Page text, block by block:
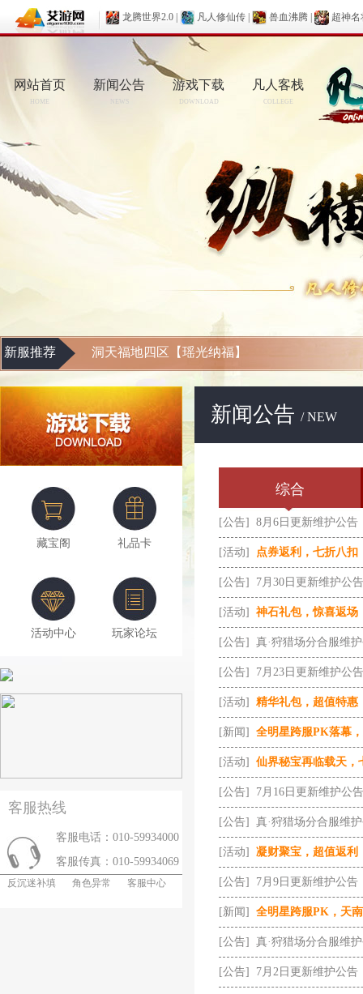
龙腾世界2.0 凡人修仙传 兽血沸腾 超神名
网站首页
HOME
新闻公告
NEWS
游戏下载
DOWNLOAD
凡人客栈
COLLEGE
新服推荐 洞天福地四区【瑶光纳福】
藏宝阁 礼品卡
活动中心 玩家论坛
客服热线
客服电话：010-59934000
客服传真：010-59934069
反沉迷补填 角色异常 客服中心
新闻公告 / NEW
综合
[公告] 8月6日更新维护公告
[活动] 点券返利，七折八扣
[公告] 7月30日更新维护公告
[活动] 神石礼包，惊喜返场
[公告] 真·狩猎场分合服维
[公告] 7月23日更新维护公告
[活动] 精华礼包，超值特惠
[新闻] 全明星跨服PK落幕
[活动] 仙界秘宝再临载天，
[公告] 7月16日更新维护公告
[公告] 真·狩猎场分合服维
[活动] 凝财聚宝，超值返利
[公告] 7月9日更新维护公告
[新闻] 全明星跨服PK，天
[公告] 真·狩猎场分合服维
[公告] 7月2日更新维护公告